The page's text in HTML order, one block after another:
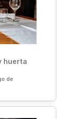
huerta
de